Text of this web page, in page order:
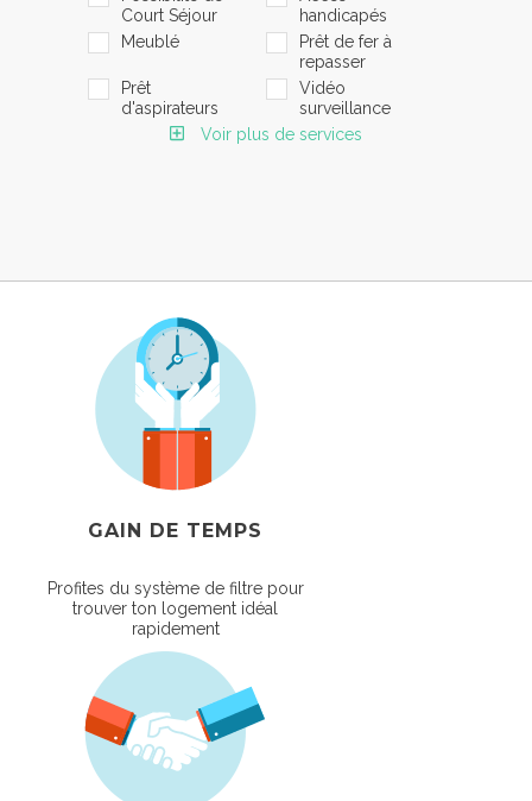
Court Séjour
handicapés
Meublé
Prêt de fer à
repasser
Prêt
d'aspirateurs
Vidéo
surveillance
Voir plus de services
GAIN DE TEMPS
Profites du système de filtre pour
trouver ton logement idéal
rapidement